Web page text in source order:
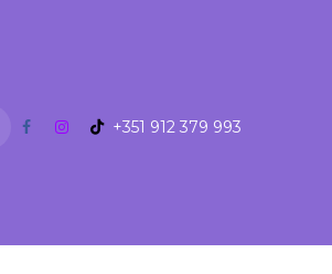
+351 912 379 993